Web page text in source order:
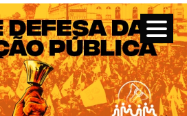
e Funcionários de escola
do Sul